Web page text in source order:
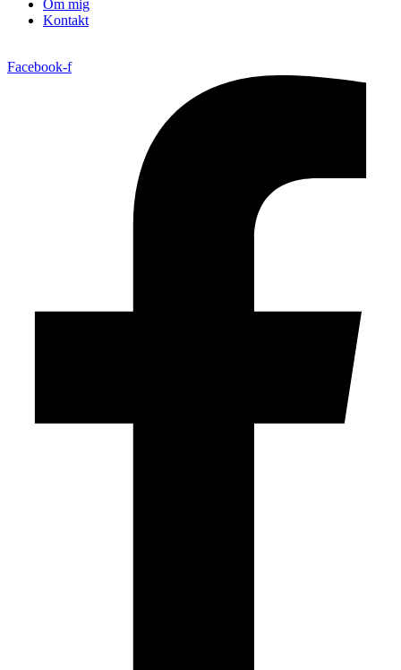
Om mig
Kontakt
Facebook-f